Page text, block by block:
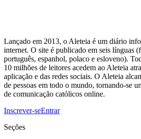
Lançado em 2013, o Aleteia é um diário
internet. O site é publicado em seis línguas
português, espanhol, polaco e esloveno).
10 milhões de leitores acedem ao Aleteia
aplicação e das redes sociais. O Aleteia
de pessoas em todo o mundo, tornando-se
de comunicação católicos online.
Inscrever-seEntrar
Seções